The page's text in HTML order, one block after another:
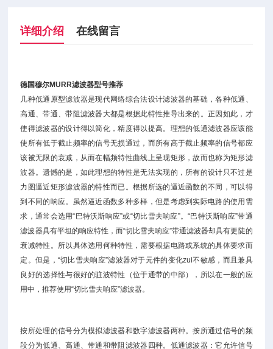
详细介绍 在线留言
德国穆尔MURR滤波器型号推荐
几种低通原型滤波器是现代网络综合法设计滤波器的基础，各种低通、
高通、带通、带阻滤波器大都是根据此特性推导出来的。正因如此，才
使得滤波器的设计得以简化，精度得以提高。理想的低通滤波器应该能
使所有低于截止频率的信号无损通过，而所有高于截止频率的信号都应
该被无限的衰减，从而在幅频特性曲线上呈现矩形，故而也称为矩形滤
波器。遗憾的是，如此理想的特性是无法实现的，所有的设计只不过是
力图逼近矩形滤波器的特性而已。根据所选的逼近函数的不同，可以得
到不同的响应。虽然逼近函数多种多样，但是考虑到实际电路的使用需
求，通常会选用“巴特沃斯响应”或“切比雪夫响应”。“巴特沃斯响应”带通
滤波器具有平坦的响应特性，而“切比雪夫响应”带通滤波器却具有更陡的
衰减特性。所以具体选用何种特性，需要根据电路或系统的具体要求而
定。但是，“切比雪夫响应”滤波器对于元件的变化zui不敏感，而且兼具
良好的选择性与很好的驻波特性（位于通带的中部），所以在一般的应
用中，推荐使用“切比雪夫响应”滤波器。
按所处理的信号分为模拟滤波器和数字滤波器两种。按所通过信号的频
段分为低通、高通、带通和带阻滤波器四种。低通滤波器：它允许信号